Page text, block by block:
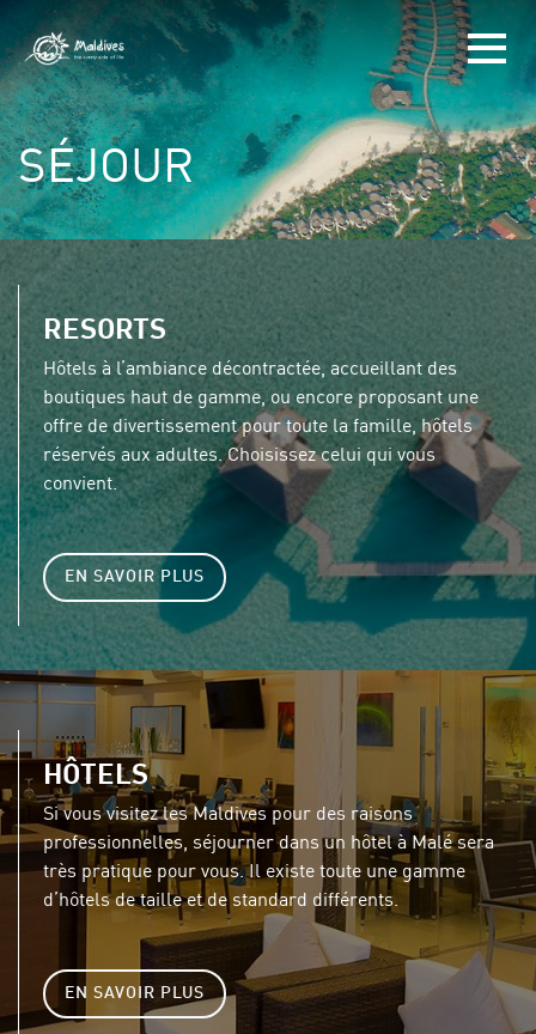
SÉJOUR
RESORTS
Hôtels à l’ambiance décontractée, accueillant des
boutiques haut de gamme, ou encore proposant une
offre de divertissement pour toute la famille, hôtels
réservés aux adultes. Choisissez celui qui vous
convient.
EN SAVOIR PLUS
HÔTELS
Si vous visitez les Maldives pour des raisons
professionnelles, séjourner dans un hôtel à Malé sera
très pratique pour vous. Il existe toute une gamme
d’hôtels de taille et de standard différents.
EN SAVOIR PLUS